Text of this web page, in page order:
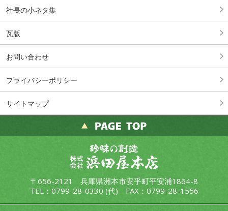
社長の小ネタ集
瓦版
お問い合わせ
プライバシーポリシー
サイトマップ
〒656-2121 兵庫県洲本市安乎町平安浦1864-8
TEL： 0799-28-0330 (代) FAX：0799-28-1556